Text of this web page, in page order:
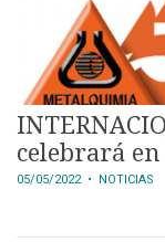
celebrará
05/05/2022• NOTICIAS